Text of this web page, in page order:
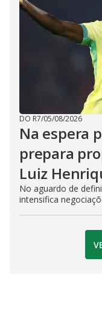
DO R7/05/08/2026
Na espera
prepara
Luiz
No aguardo de
intensifica